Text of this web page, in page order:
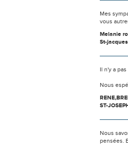
Mes
vous
Melanie
St-jacques
Il n'y a
Nous
ST-
Nous
pensées.